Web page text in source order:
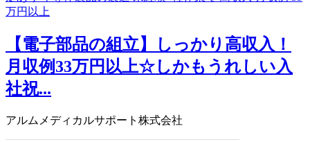
【電子部品の組立】しっかり高収入！
月収例33万円以上☆しかもうれしい入
社祝...
アルムメディカルサポート株式会社